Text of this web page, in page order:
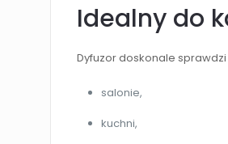
Idealny do
Dyfuzor doskonale sprawdzi
salonie,
kuchni,